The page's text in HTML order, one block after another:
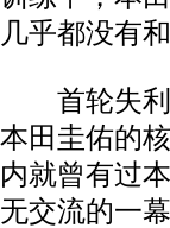
几乎都没有
首轮失利
本田圭佑的
内就曾有过
无交流的一